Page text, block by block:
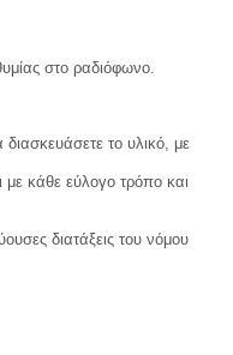
στο ραδιόφωνο.
το υλικό, με
με κάθε εύλογο τρόπο και
διατάξεις του νόμου